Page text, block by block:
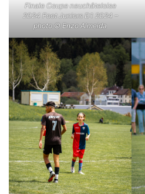
Finale Coupe neuchâteloise
2024 Foot Juniors D1 2024 –
photo © Enzo Almeida